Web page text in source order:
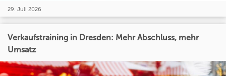
29. Juli 2026
Verkaufstraining in Dresden: Mehr Abschluss, mehr
Umsatz